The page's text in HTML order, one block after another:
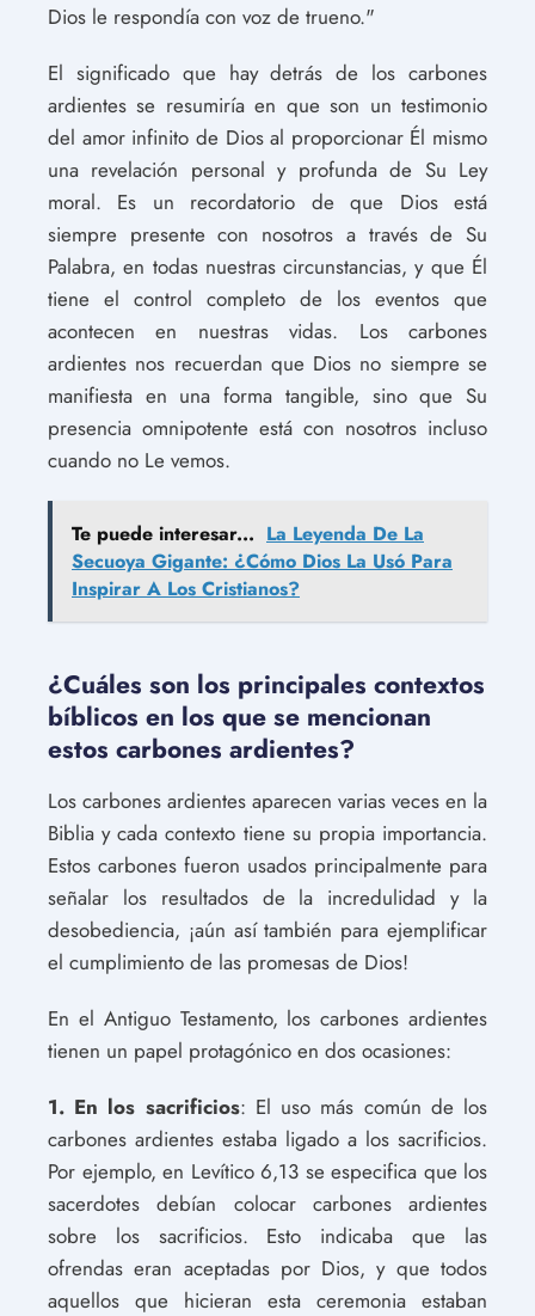
Dios le respondía con voz de trueno."
El significado que hay detrás de los carbones
ardientes se resumiría en que son un testimonio
del amor infinito de Dios al proporcionar Él mismo
una revelación personal y profunda de Su Ley
moral. Es un recordatorio de que Dios está
siempre presente con nosotros a través de Su
Palabra, en todas nuestras circunstancias, y que Él
tiene el control completo de los eventos que
acontecen en nuestras vidas. Los carbones
ardientes nos recuerdan que Dios no siempre se
manifiesta en una forma tangible, sino que Su
presencia omnipotente está con nosotros incluso
cuando no Le vemos.
Te puede interesar... La Leyenda De La
Secuoya Gigante: ¿Cómo Dios La Usó Para
Inspirar A Los Cristianos?
¿Cuáles son los principales contextos
bíblicos en los que se mencionan
estos carbones ardientes?
Los carbones ardientes aparecen varias veces en la
Biblia y cada contexto tiene su propia importancia.
Estos carbones fueron usados principalmente para
señalar los resultados de la incredulidad y la
desobediencia, ¡aún así también para ejemplificar
el cumplimiento de las promesas de Dios!
En el Antiguo Testamento, los carbones ardientes
tienen un papel protagónico en dos ocasiones:
1. En los sacrificios: El uso más común de los
carbones ardientes estaba ligado a los sacrificios.
Por ejemplo, en Levítico 6,13 se especifica que los
sacerdotes debían colocar carbones ardientes
sobre los sacrificios. Esto indicaba que las
ofrendas eran aceptadas por Dios, y que todos
aquellos que hicieran esta ceremonia estaban